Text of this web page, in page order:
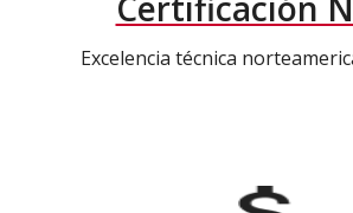
Excelencia técnica